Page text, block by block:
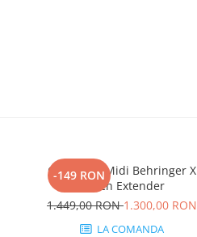
-149 RON
Controller Midi Behringer X
Touch Extender
1.449,00 RON1.300,00 RON
LA COMANDA